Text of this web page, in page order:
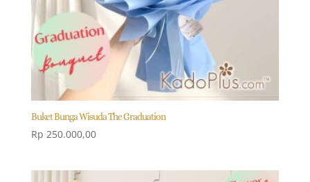
Buket Bunga Wisuda The Graduation
Rp 250.000,00